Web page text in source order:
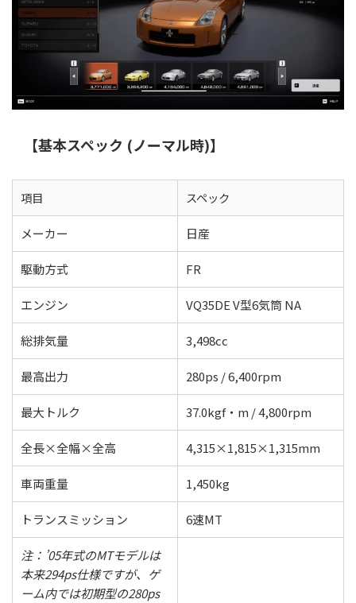
【基本スペック (ノーマル時)】
項目 スペック
メーカー 日産
駆動方式 FR
エンジン VQ35DE V型6気筒 NA
総排気量 3,498cc
最高出力 280ps / 6,400rpm
最大トルク 37.0kgf・m / 4,800rpm
全長×全幅×全高 4,315×1,815×1,315mm
車両重量 1,450kg
トランスミッション 6速MT
注：’05年式のMTモデルは
本来294ps仕様ですが、ゲ
ーム内では初期型の280ps